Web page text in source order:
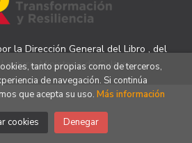
la Dirección General del Libro , del
Ministerio de Cultura.
tanto propias como de terceros,
de navegación. Si continúa
que acepta su uso. Más información
cookies Denegar